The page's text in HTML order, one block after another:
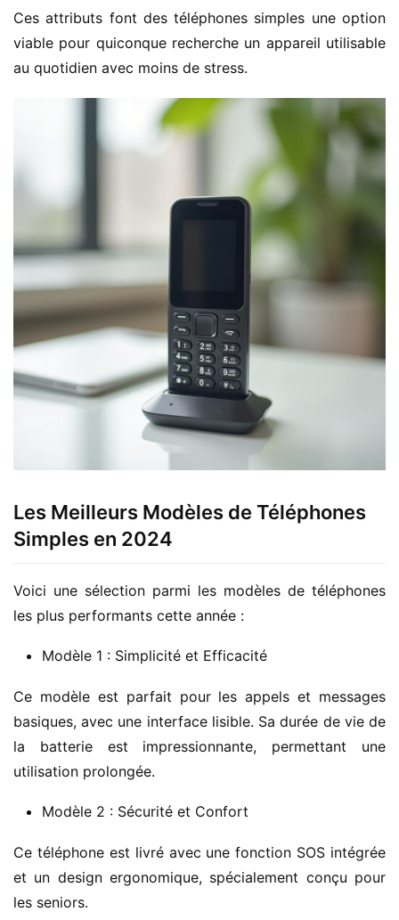
Ces attributs font des téléphones simples une option
viable pour quiconque recherche un appareil utilisable
au quotidien avec moins de stress.
Les Meilleurs Modèles de Téléphones
Simples en 2024
Voici une sélection parmi les modèles de téléphones
les plus performants cette année :
Modèle 1 : Simplicité et Efficacité
Ce modèle est parfait pour les appels et messages
basiques, avec une interface lisible. Sa durée de vie de
la batterie est impressionnante, permettant une
utilisation prolongée.
Modèle 2 : Sécurité et Confort
Ce téléphone est livré avec une fonction SOS intégrée
et un design ergonomique, spécialement conçu pour
les seniors.